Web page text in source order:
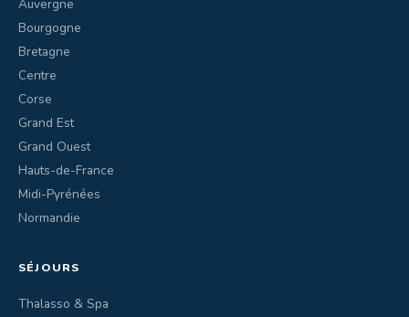
Auvergne
Bourgogne
Bretagne
Centre
Corse
Grand Est
Grand Ouest
Hauts-de-France
Midi-Pyrénées
Normandie
SÉJOURS
Thalasso & Spa